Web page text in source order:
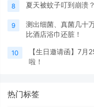
8 夏天被蚊子叮到崩溃
9
测出细菌、真菌几十
比酒店浴巾还脏！
10
【生日邀请函】7月
啦！
热门标签